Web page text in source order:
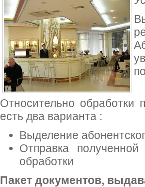
Относительно обработки
есть два варианта :
Выделение
Отправка
обработки
Пакет документов,